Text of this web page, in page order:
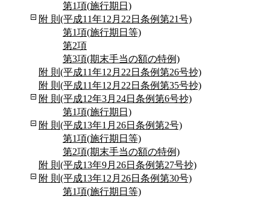
第1項(施行期日)
附 則(平成11年12月22日条例第21号)
第1項(施行期日等)
第2項
第3項(期末手当の額の特例)
附 則(平成11年12月22日条例第26号抄)
附 則(平成11年12月22日条例第35号抄)
附 則(平成12年3月24日条例第6号抄)
第1項(施行期日)
附 則(平成13年1月26日条例第2号)
第1項(施行期日等)
第2項(期末手当の額の特例)
附 則(平成13年9月26日条例第27号抄)
附 則(平成13年12月26日条例第30号)
第1項(施行期日等)